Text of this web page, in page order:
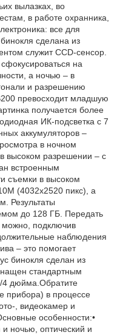
вылазках, во
в работе охранника,
все для
сделана из
служит CCD-сенсор.
на
а ночью – в
и разрешению
превосходит младшую
получается более
ИК-подсветка с 7
аккумуляторов –
в ночном
высоком разрешении – с
встроенным
съемки в высоком
(4032x2520 пикс), а
Результаты
до 128 ГБ. Передать
подключив
наблюдения
– это помогает
бинокля сделан из
стандартным
4 дюйма.Обратите
прибора) в процессе
, видеокамер и
особенности:•
ночью, оптический и